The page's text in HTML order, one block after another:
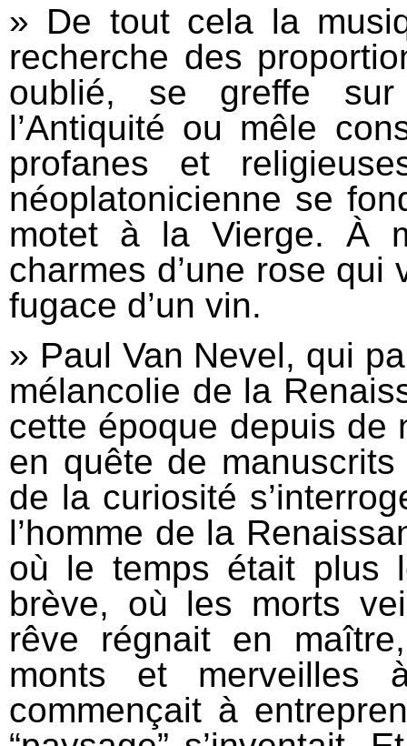
» De tout cela la
recherche des
oublié, se greffe sur
l’Antiquité ou mêle
profanes et
néoplatonicienne se
motet à la Vierge. À
charmes d’une rose
fugace d’un vin.
» Paul Van Nevel, qui
mélancolie de la
cette époque depuis de
en quête de
de la curiosité
l’homme de la
où le temps était plus
brève, où les morts
rêve régnait en
monts et merveilles
commençait à